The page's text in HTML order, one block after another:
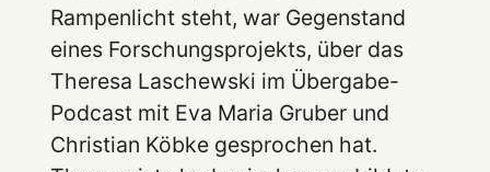
Rampenlicht steht, war Gegenstand
eines Forschungsprojekts, über das
Theresa Laschewski im Übergabe-
Podcast mit Eva Maria Gruber und
Christian Köbke gesprochen hat.